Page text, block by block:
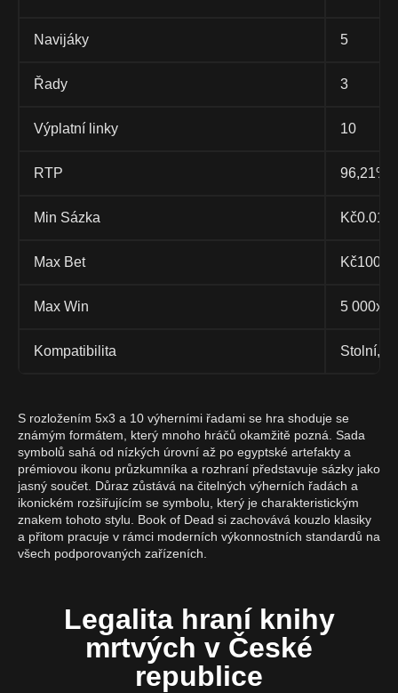
Navijáky 5
Řady 3
Výplatní linky 10
RTP 96,21%
Min Sázka Kč0.01
Max Bet Kč100
Max Win 5 000x
Kompatibilita Stolní,
S rozložením 5x3 a 10 výherními řadami se hra shoduje se
známým formátem, který mnoho hráčů okamžitě pozná. Sada
symbolů sahá od nízkých úrovní až po egyptské artefakty a
prémiovou ikonu průzkumníka a rozhraní představuje sázky jako
jasný součet. Důraz zůstává na čitelných výherních řadách a
ikonickém rozšiřujícím se symbolu, který je charakteristickým
znakem tohoto stylu. Book of Dead si zachovává kouzlo klasiky
a přitom pracuje v rámci moderních výkonnostních standardů na
všech podporovaných zařízeních.
Legalita hraní knihy
mrtvých v České
republice